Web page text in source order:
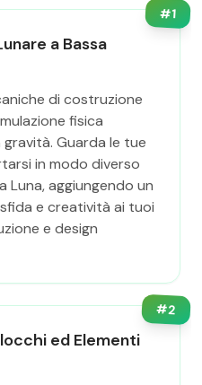
#1
a Bassa
di costruzione
fisica
Guarda le tue
in modo diverso
Luna, aggiungendo un
e creatività ai tuoi
e design
#2
ed Elementi